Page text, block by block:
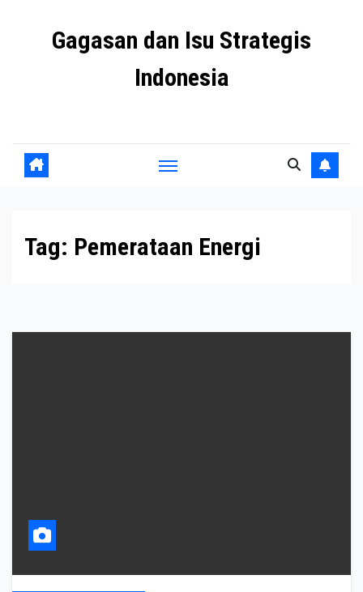
Gagasan dan Isu Strategis
Indonesia
Tag: Pemerataan Energi